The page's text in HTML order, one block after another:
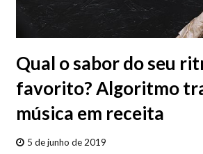
Qual o sabor do seu
favorito? Algoritmo
música em receita
5 de junho de 2019